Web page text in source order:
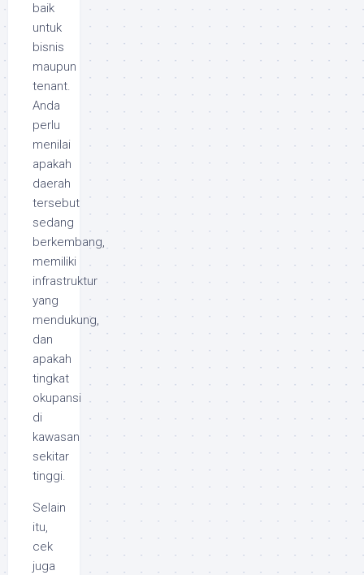
baik
untuk
bisnis
maupun
tenant.
Anda
perlu
menilai
apakah
daerah
tersebut
sedang
berkembang,
memiliki
infrastruktur
yang
mendukung,
dan
apakah
tingkat
okupansi
di
kawasan
sekitar
tinggi.
Selain
itu,
cek
juga